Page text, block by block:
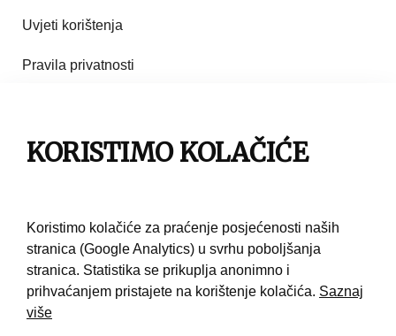
Uvjeti korištenja
Pravila privatnosti
Pravila korištenja
KORISTIMO KOLAČIĆE
Koristimo kolačiće za praćenje posjećenosti naših
stranica (Google Analytics) u svrhu poboljšanja
stranica. Statistika se prikuplja anonimno i
prihvaćanjem pristajete na korištenje kolačića. Saznaj
više